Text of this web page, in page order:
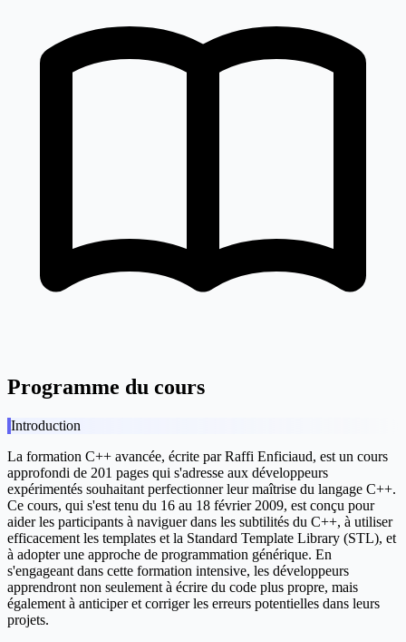
Programme du cours
Introduction
La formation C++ avancée, écrite par Raffi Enficiaud, est un cours
approfondi de 201 pages qui s'adresse aux développeurs
expérimentés souhaitant perfectionner leur maîtrise du langage C++.
Ce cours, qui s'est tenu du 16 au 18 février 2009, est conçu pour
aider les participants à naviguer dans les subtilités du C++, à utiliser
efficacement les templates et la Standard Template Library (STL), et
à adopter une approche de programmation générique. En
s'engageant dans cette formation intensive, les développeurs
apprendront non seulement à écrire du code plus propre, mais
également à anticiper et corriger les erreurs potentielles dans leurs
projets.